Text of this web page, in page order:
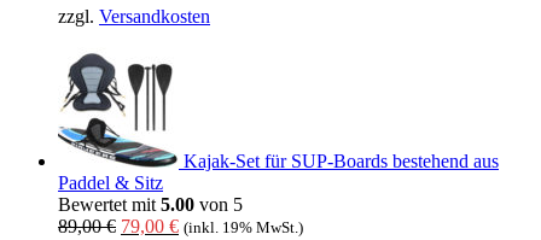
zzgl. Versandkosten
Kajak-Set für SUP-Boards bestehend aus
Paddel & Sitz
Bewertet mit 5.00 von 5
89,00€ Ursprünglicher
79,00 €Aktueller
(inkl. 19% MwSt.)